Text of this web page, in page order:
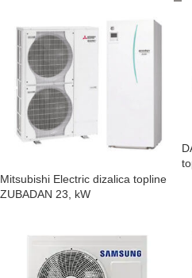
Mitsubishi Electric dizalica topline
ZUBADAN 23, kW